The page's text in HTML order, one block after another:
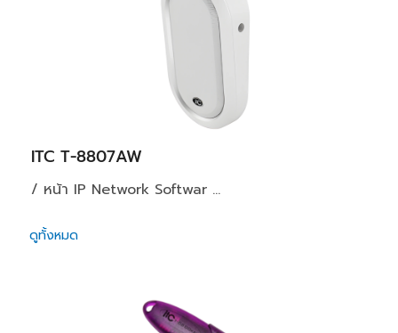
ITC T-8807AW
/ หน้า IP Network Softwar ...
ดูทั้งหมด